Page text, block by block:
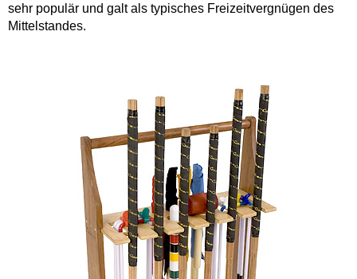
sehr populär und galt als typisches Freizeitvergnügen des
Mittelstandes.